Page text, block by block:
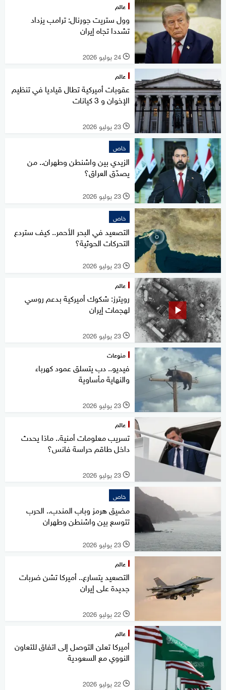
عالم
وول ستريت جورنال: ترامب يزداد
تشددا تجاه إيران
l 24 يوليو 2026
عالم
عقوبات أميركية تطال قياديا في تنظيم
الإخوان و 3 كيانات
l 23 يوليو 2026
خاص
الزيدي بين واشنطن وطهران.. من
يصدّق العراق؟
l 23 يوليو 2026
خاص
التصعيد في البحر الأحمر.. كيف ستردع
التحركات الحوثية؟
l 23 يوليو 2026
عالم
رويترز: شكوك أميركية بدعم روسي
لهجمات إيران
l 23 يوليو 2026
منوعات
فيديو.. دب يتسلق عمود كهرباء
والنهاية مأساوية
l 23 يوليو 2026
عالم
تسريب معلومات أمنية.. ماذا يحدث
داخل طاقم حراسة فانس؟
l 23 يوليو 2026
خاص
مضيق هرمز وباب المندب.. الحرب
تتوسع بين واشنطن وطهران
l 23 يوليو 2026
عالم
التصعيد يتسارع.. أميركا تشن ضربات
جديدة على إيران
l 22 يوليو 2026
عالم
أميركا تعلن التوصل إلى اتفاق للتعاون
النووي مع السعودية
l 22 يوليو 2026